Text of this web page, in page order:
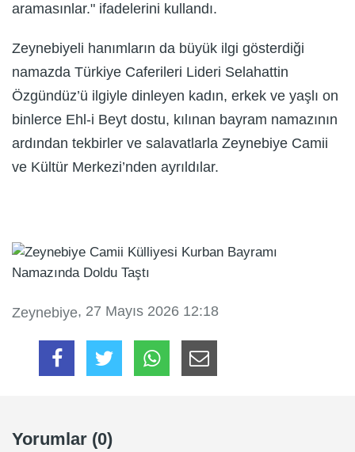
aramasınlar." ifadelerini kullandı.
Zeynebiyeli hanımların da büyük ilgi gösterdiği
namazda Türkiye Caferileri Lideri Selahattin
Özgündüz’ü ilgiyle dinleyen kadın, erkek ve yaşlı on
binlerce Ehl-i Beyt dostu, kılınan bayram namazının
ardından tekbirler ve salavatlarla Zeynebiye Camii
ve Kültür Merkezi’nden ayrıldılar.
Zeynebiye, 27 Mayıs 2026 12:18
Yorumlar (0)